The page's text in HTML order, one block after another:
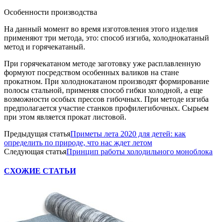
Особенности производства
На данный момент во время изготовления этого изделия
применяют три метода, это: способ изгиба, холоднокатаный
метод и горячекатаный.
При горячекатаном методе заготовку уже расплавленную
формуют посредством особенных валиков на стане
прокатном. При холоднокатаном производят формирование
полосы стальной, применяя способ гибки холодной, а еще
возможности особых прессов гибочных. При методе изгиба
предполагается участие станков профилегибочных. Сырьем
при этом является прокат листовой.
Предыдущая статьяПриметы лета 2020 для детей: как
определить по природе, что нас ждет летом
Следующая статьяПринцип работы холодильного моноблока
СХОЖИЕ СТАТЬИ